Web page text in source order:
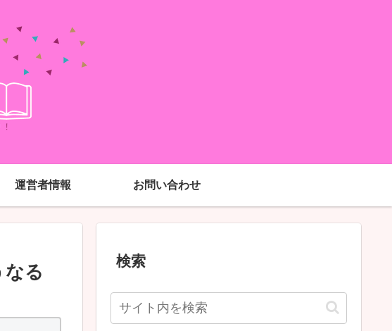
運営者情報 お問い合わせ
なる
検索